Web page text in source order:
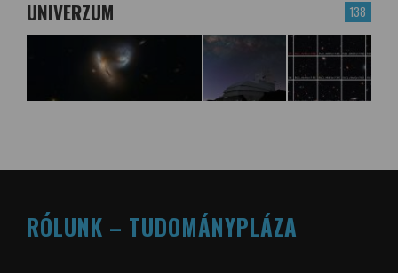
138
UNIVERZUM
RÓLUNK – TUDOMÁNYPLÁZA